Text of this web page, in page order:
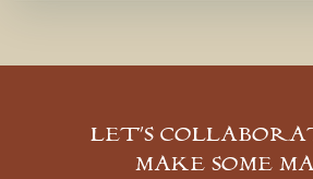
LET’S
MAKE SOME